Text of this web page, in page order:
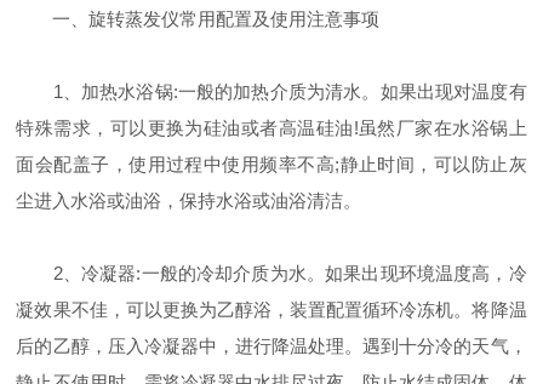
一、旋转蒸发仪常用配置及使用注意事项
1、加热水浴锅:一般的加热介质为清水。如果出现对温度有
特殊需求，可以更换为硅油或者高温硅油!虽然厂家在水浴锅上
面会配盖子，使用过程中使用频率不高;静止时间，可以防止灰
尘进入水浴或油浴，保持水浴或油浴清洁。
2、冷凝器:一般的冷却介质为水。如果出现环境温度高，冷
凝效果不佳，可以更换为乙醇浴，装置配置循环冷冻机。将降温
后的乙醇，压入冷凝器中，进行降温处理。遇到十分冷的天气，